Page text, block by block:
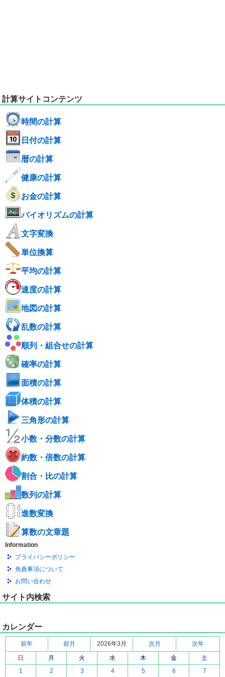
計算サイトコンテンツ
時間の計算
日付の計算
暦の計算
健康の計算
お金の計算
バイオリズムの計算
文字変換
単位換算
平均の計算
速度の計算
地図の計算
乱数の計算
順列・組合せの計算
確率の計算
面積の計算
体積の計算
三角形の計算
小数・分数の計算
約数・倍数の計算
割合・比の計算
数列の計算
進数変換
算数の文章題
Information
プライバシーポリシー
免責事項について
お問い合わせ
サイト内検索
カレンダー
前年 前月 2026年3月 次月
次年
日
月 火 水 木 金
土
1
2 3 4 5 6 7